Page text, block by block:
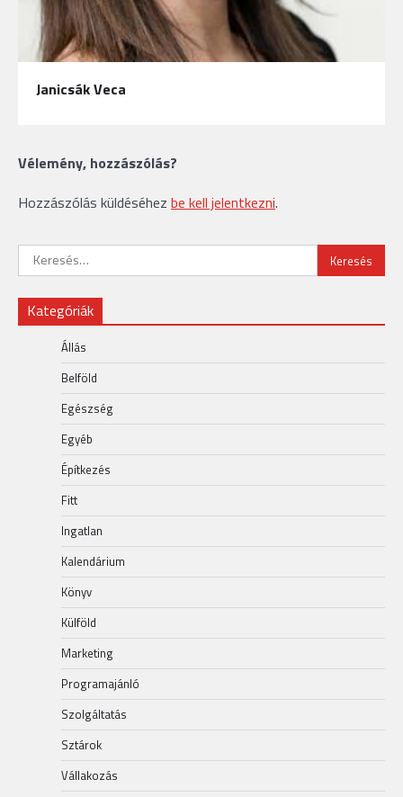
Janicsák Veca
Vélemény, hozzászólás?
Hozzászólás küldéséhez be kell jelentkezni.
Keresés:
Kategóriák
Állás
Belföld
Egészség
Egyéb
Építkezés
Fitt
Ingatlan
Kalendárium
Könyv
Külföld
Marketing
Programajánló
Szolgáltatás
Sztárok
Vállakozás